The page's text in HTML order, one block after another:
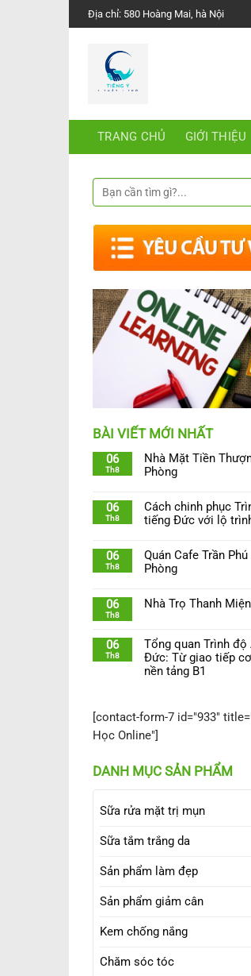
Chuyển
đến
Địa chỉ: 580 Hoàng Mai, hà Nội
TRANG CHỦ GIỚI THIỆU
BÀI VIẾT MỚI NHẤT
06
Th8
Nhà Mặt Tiền
Phòng
06
Th8
Cách chinh phục
tiếng Đức với lộ
06
Th8
Quán Cafe Trần
Phòng
06
Th8
Nhà Trọ Thanh
06
Th8
Tổng quan Trình độ
Đức: Từ giao tiếp
nền tảng B1
[contact-form-7 id="933"
Học Online"]
DANH MỤC SẢN PHẨM
Sữa rửa mặt trị mụn
Sữa tắm trắng da
Sản phẩm làm đẹp
Sản phẩm giảm cân
Kem chống nắng
Chăm sóc tóc